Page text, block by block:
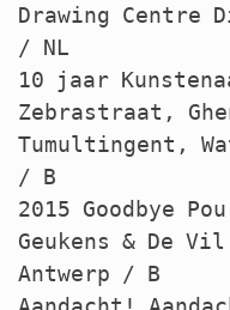
Drawing Centre
/ NL
10 jaar
Zebrastraat,
Tumultingent,
/ B
2015 Goodbye
Geukens & De
Antwerp / B